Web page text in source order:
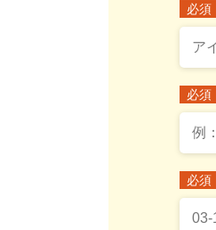
必須
必須
必須